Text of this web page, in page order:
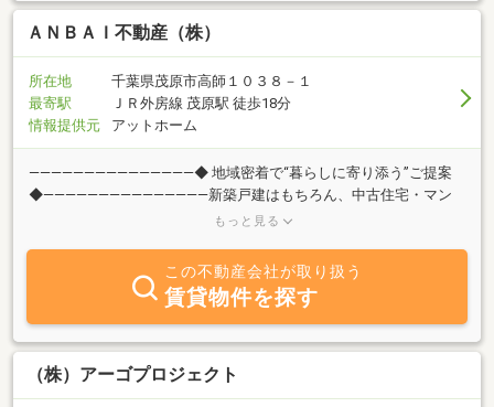
ＡＮＢＡＩ不動産（株）
所在地
千葉県茂原市高師１０３８－１
最寄駅
ＪＲ外房線 茂原駅 徒歩18分
情報提供元
アットホーム
―――――――――――――――◆ 地域密着で“暮らしに寄り添う”ご提案
◆―――――――――――――――新築戸建はもちろん、中古住宅・マン
ション・土地の購入から、売却や買取のご相談まで幅広く対応。地
い、無理のないご予算で理想の住まい探しをサポートします！ロー
コスト住宅や別荘ライクな建売など、暮らし方に合わせた柔軟なご
提案が可能です。―――――――――――――――◆ “話しやすさ”を大切
にした不動産会社 ◆―――――――――――――――「まだ購入するか決
まっていない」「まずは話だけ聞いてみたい」そんなご相談も大歓
迎です！ANBAI不動産は、地域に根ざした“あたたかい不動産屋さ
もっと見る
この不動産会社が取り扱う
賃貸物件を探す
（株）アーゴプロジェクト